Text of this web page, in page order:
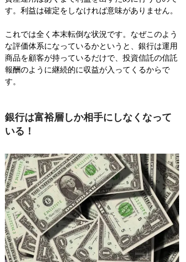
す。利益は確定をしなければ意味がありません。
これでは全く本末転倒な状況です。なぜこのよう
な評価体系になっているかというと、銀行は運用
商品を顧客が持っているだけで、投資信託の信託
報酬のように継続的に収益が入ってくるからで
す。
銀行は富裕層しか相手にしなくなって
いる！